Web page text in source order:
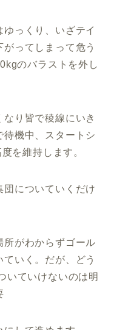
っくり、いざテイ
ってしまって危う
のバラストを外し
り皆で稜線にいき
待機中、スタートシ
を維持します。
団についていくだけ
所がわからずゴール
いく。だが、どう
いていけないのは明